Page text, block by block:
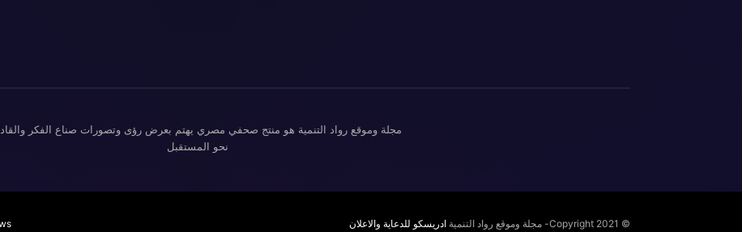
مجلة وموقع رواد التنمية هو منتج صحفي مصري يهتم بعرض رؤى وتصورات صناع الفكر
نحو المستقبل
© Copyright 2021- مجلة وموقع رواد التنمية ادريسكو للدعاية والاعلان